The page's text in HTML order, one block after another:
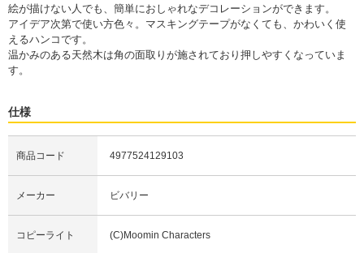
絵が描けない人でも、簡単におしゃれなデコレーションができます。
アイデア次第で使い方色々。マスキングテープがなくても、かわいく使
えるハンコです。
温かみのある天然木は角の面取りが施されており押しやすくなっていま
す。
仕様
商品コード 4977524129103
メーカー ビバリー
コピーライト (C)Moomin Characters